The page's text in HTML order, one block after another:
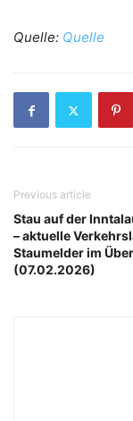
Quelle: Quelle
Previous article
Stau auf der
– aktuelle
Staumelder im
(07.02.2026)